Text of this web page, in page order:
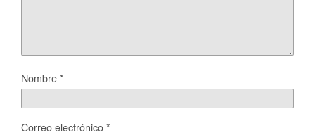
Nombre*
Correo electrónico*